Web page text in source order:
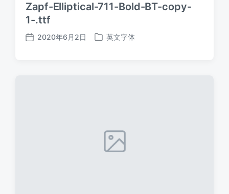
Zapf-Elliptical-711-Bold-BT-copy-
1-.ttf
发
2020年6月2日
发
英文字体